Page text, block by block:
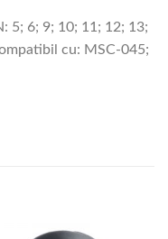
5; 6; 9; 10; 11; 12; 13;
cu: MSC-045;